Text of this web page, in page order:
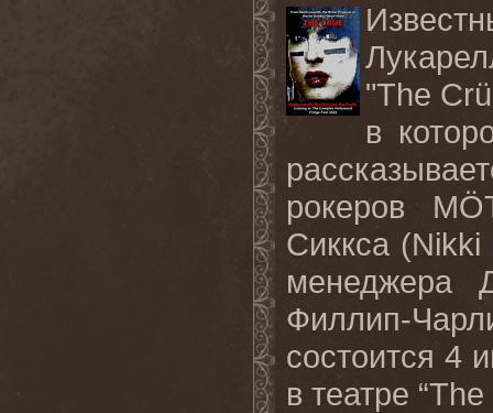
"The
в
рокеров
Сиккса
менеджера
Филлип-
состоится 4
в театре “The